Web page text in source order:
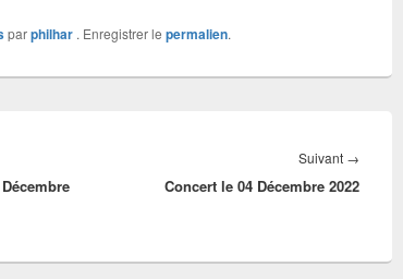
parphilhar . Enregistrer le permalien.
Suivant →
suivant :
Concert le 04 Décembre 2022